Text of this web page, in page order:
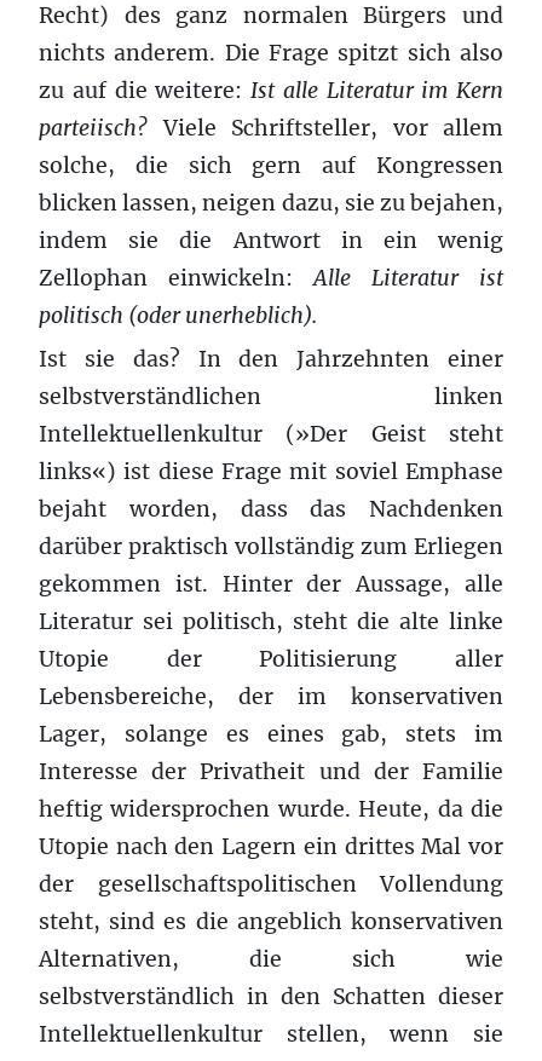
Recht) des ganz normalen Bürgers und
nichts anderem. Die Frage spitzt sich also
zu auf die weitere: Ist alle Literatur im Kern
parteiisch? Viele Schriftsteller, vor allem
solche, die sich gern auf Kongressen
blicken lassen, neigen dazu, sie zu bejahen,
indem sie die Antwort in ein wenig
Zellophan einwickeln:Alle Literatur ist
politisch (oder unerheblich).
Ist sie das? In den Jahrzehnten einer
selbstverständlichen linken
Intellektuellenkultur (»Der Geist steht
links«) ist diese Frage mit soviel Emphase
bejaht worden, dass das Nachdenken
darüber praktisch vollständig zum Erliegen
gekommen ist. Hinter der Aussage, alle
Literatur sei politisch, steht die alte linke
Utopie der Politisierung aller
Lebensbereiche, der im konservativen
Lager, solange es eines gab, stets im
Interesse der Privatheit und der Familie
heftig widersprochen wurde. Heute, da die
Utopie nach den Lagern ein drittes Mal vor
der gesellschaftspolitischen Vollendung
steht, sind es die angeblich konservativen
Alternativen, die sich wie
selbstverständlich in den Schatten dieser
Intellektuellenkultur stellen, wenn sie